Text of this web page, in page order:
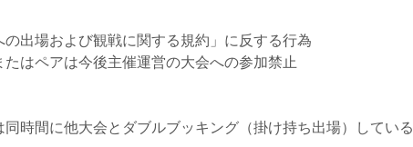
出場および観戦に関する規約」に反する行為
はペアは今後主催運営の大会への参加禁止
時間に他大会とダブルブッキング（掛け持ち出場）している